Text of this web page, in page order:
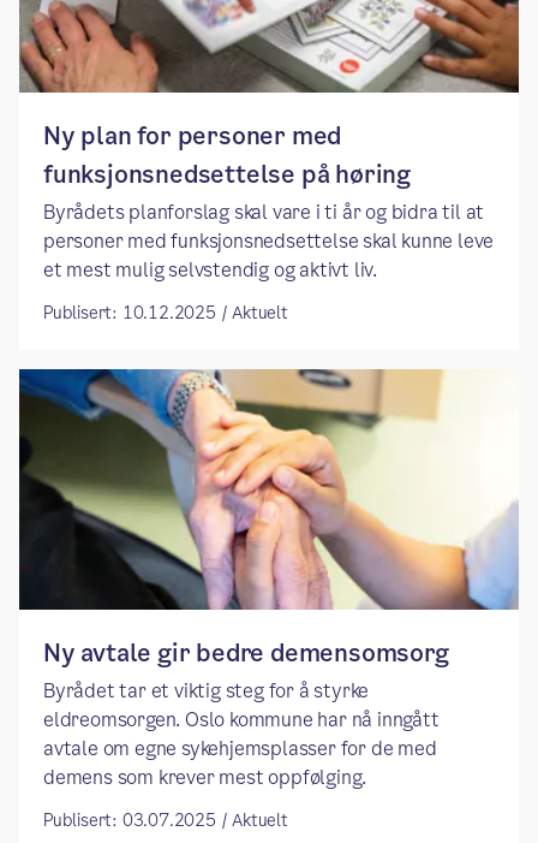
​​Ny plan for personer med
funksjonsnedsettelse på høring​
​​Byrådets planforslag skal vare i ti år og bidra til at
personer med funksjonsnedsettelse skal kunne leve
et mest mulig selvstendig og aktivt liv. ​
Publisert: 10.12.2025 / Aktuelt
Ny avtale gir bedre demensomsorg
Byrådet tar et viktig steg for å styrke
eldreomsorgen. Oslo kommune har nå inngått
avtale om egne sykehjemsplasser for de med
demens som krever mest oppfølging.
Publisert: 03.07.2025 / Aktuelt